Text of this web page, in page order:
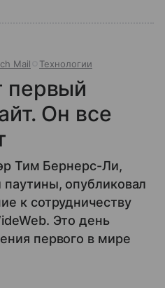
Mail Технологии
первый
Он все
Тим Бернерс-Ли,
опубликовал
к сотрудничеству
Это день
первого в мире